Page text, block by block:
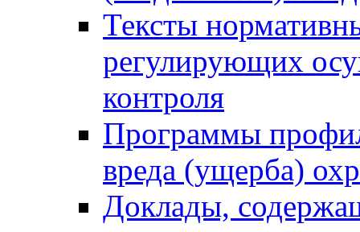
Тексты
регулирующих
контроля
Программы
вреда (ущерба)
Доклады,